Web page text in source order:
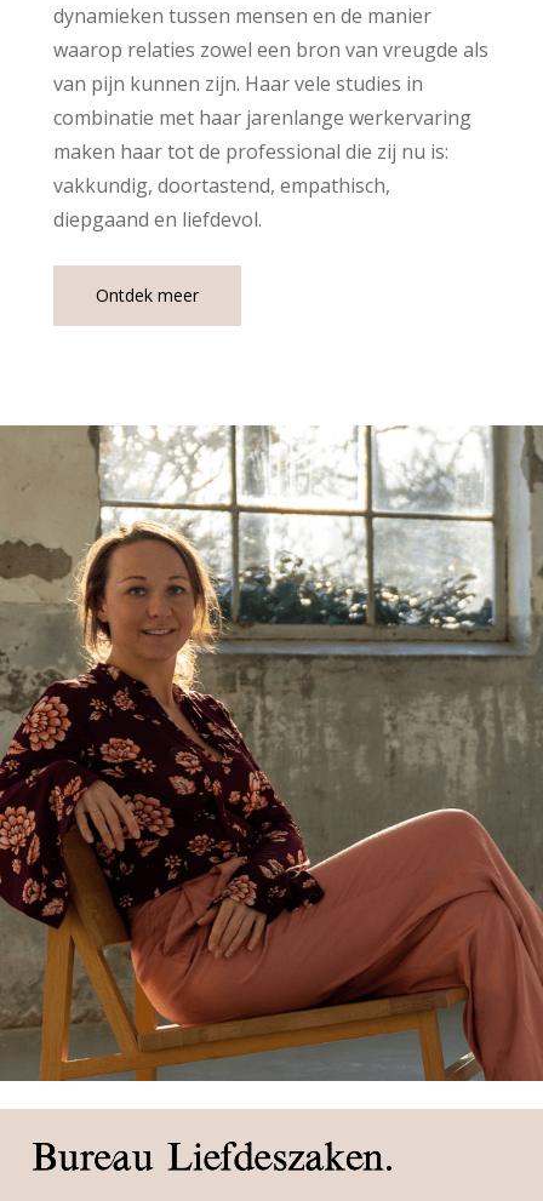
dynamieken tussen mensen en de manier
waarop relaties zowel een bron van vreugde als
van pijn kunnen zijn. Haar vele studies in
combinatie met haar jarenlange werkervaring
maken haar tot de professional die zij nu is:
vakkundig, doortastend, empathisch,
diepgaand en liefdevol.
Ontdek meer